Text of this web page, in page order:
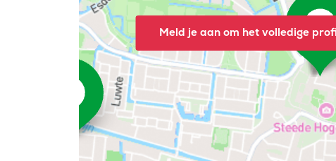
Meld je aan om het volledige